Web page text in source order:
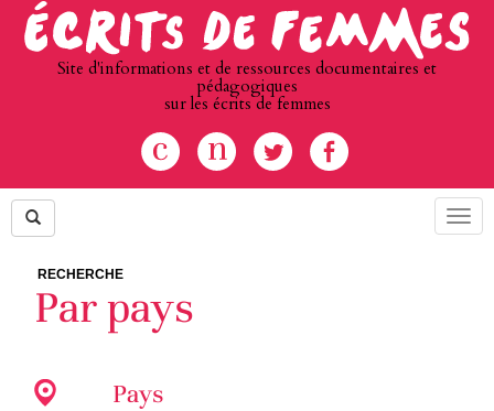
Site d'informations et de ressources documentaires et
pédagogiques
sur les écrits de femmes
Menu
RECHERCHE
Par pays
Pays